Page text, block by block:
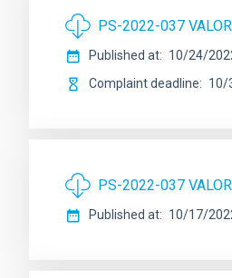
PS-2022-037
Published at
10/24/
Complaint deadline
10/
PS-2022-037
Published at 10/17/